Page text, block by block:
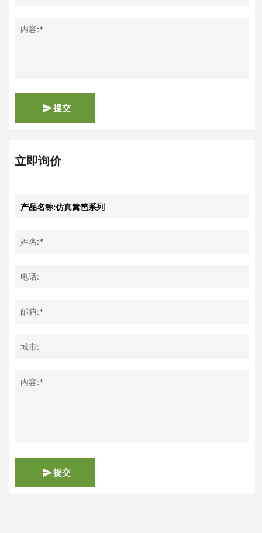
内容:*
提交
立即询价
姓名:*
电话:
邮箱:*
城市:
内容:*
提交